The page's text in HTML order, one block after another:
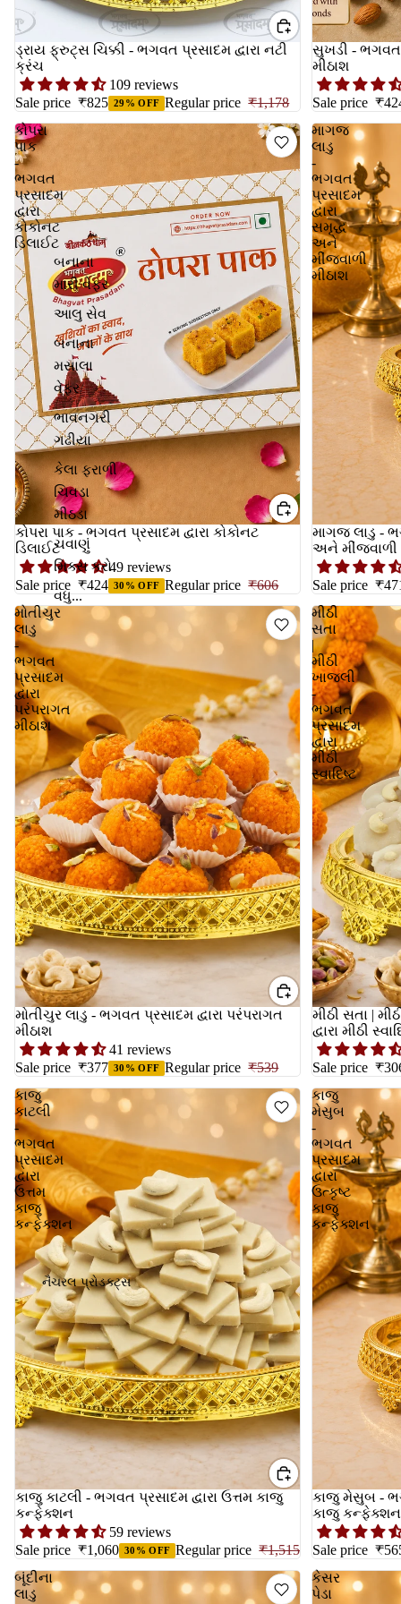
બનાના
મારી વેફર
આલુ સેવ
બનાના
મસાલા
વેફર
ભાવનગરી
ગઢીયા
કેલા ફરાળી
ચિવડા
મીઠડા
ચવાણું
મિક્સ કરો
વધુ...
નૈચરલ પ્રોડક્ટ્સ
ડ્રાય ફ્રુટ્સ ચિક્કી - ભગવત પ્રસાદમ દ્વારા નટી
ક્રંચ
109 reviews
Sale price ₹825 29% OFF Regular price ₹1,178
સુખડી - ભગવત
મીઠાશ
Sale price
કોપરા
પાક
-
ભગવત
પ્રસાદમ
દ્વારા
કોકોનટ
ડિલાઈટ
કોપરા પાક - ભગવત પ્રસાદમ દ્વારા કોકોનટ
ડિલાઈટ
49 reviews
Sale price ₹424 30% OFF Regular price ₹606
માગજ
લાડુ
-
ભગવત
પ્રસાદમ
દ્વારા
સમૃદ્ધ
અને
મીંજવાળી
મીઠાશ
માગજ લાડુ -
અને મીંજવાળી
Sale price
મોતીચુર
લાડુ
-
ભગવત
પ્રસાદમ
દ્વારા
પરંપરાગત
મીઠાશ
મોતીચુર લાડુ - ભગવત પ્રસાદમ દ્વારા પરંપરાગત
મીઠાશ
41 reviews
Sale price ₹377 30% OFF Regular price ₹539
મીઠી
સતા
|
મીઠી
ખાજલી
-
ભગવત
પ્રસાદમ
દ્વારા
મીઠી
સ્વાદિષ્ટ
મીઠી સતા |
દ્વારા મીઠી
Sale price
કાજુ
કાટલી
-
ભગવત
પ્રસાદમ
દ્વારા
ઉત્તમ
કાજુ
કન્ફેક્શન
કાજુ કાટલી - ભગવત પ્રસાદમ દ્વારા ઉત્તમ કાજુ
કન્ફેક્શન
59 reviews
Sale price ₹1,060 30% OFF Regular price ₹1,515
કાજુ
મેસુબ
-
ભગવત
પ્રસાદમ
દ્વારા
ઉત્કૃષ્ટ
કાજુ
કન્ફેક્શન
કાજુ મેસુબ -
કાજુ કન્ફેક્શન
Sale price
બૂંદીના
લાડુ
કેસર
પેડા